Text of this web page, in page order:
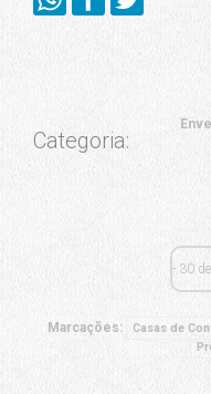
Categoria:
30
Marcações: Casas de